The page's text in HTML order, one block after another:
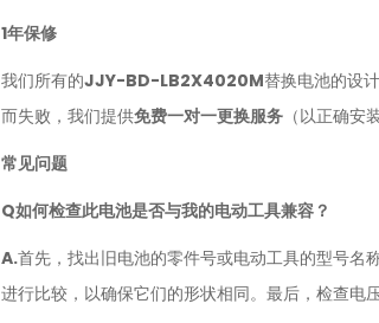
1年保修
我们所有的JJY-BD-LB2X4020M替换电池的设
而失败，我们提供免费一对一更换服务（以正确安
常见问题
Q如何检查此电池是否与我的电动工具兼容？
A.首先，找出旧电池的零件号或电动工具的型号名
进行比较，以确保它们的形状相同。最后，检查电